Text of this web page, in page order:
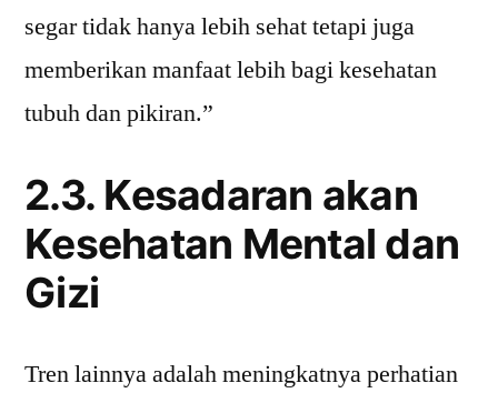
segar tidak hanya lebih sehat tetapi juga
memberikan manfaat lebih bagi kesehatan
tubuh dan pikiran.”
2.3. Kesadaran akan
Kesehatan Mental dan
Gizi
Tren lainnya adalah meningkatnya perhatian